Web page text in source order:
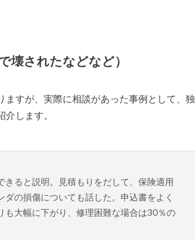
壊されたなどなど）
すが、実際に相談があった事例として、独
します。
きると説明。見積もりをだして、保険適用
の損傷についても話した。申込書をよく
も大幅に下がり、修理困難な場合は30％の